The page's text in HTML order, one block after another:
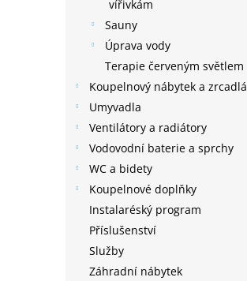
vířivkám
Sauny
Úprava vody
Terapie červeným světlem
Koupelnový nábytek a zrcadlá
Umyvadla
Ventilátory a radiátory
Vodovodní baterie a sprchy
WC a bidety
Koupelnové doplňky
Instalaréský program
Příslušenství
Služby
Záhradní nábytek